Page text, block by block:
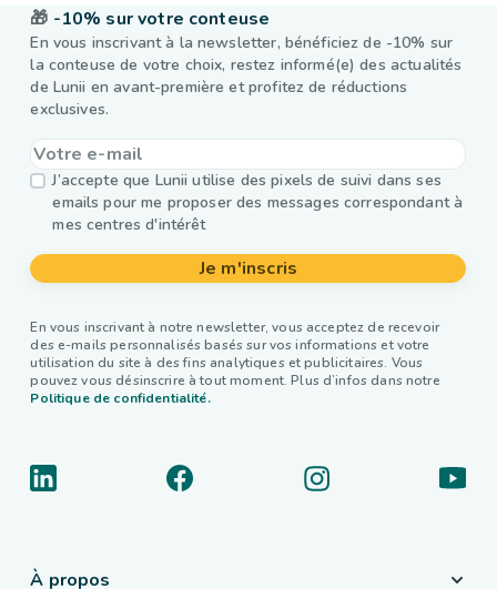
🎁 -10% sur votre conteuse
En vous inscrivant à la newsletter, bénéficiez de -10% sur
la conteuse de votre choix, restez informé(e) des actualités
de Lunii en avant-première et profitez de réductions
exclusives.
J’accepte que Lunii utilise des pixels de suivi dans ses
emails pour me proposer des messages correspondant à
mes centres d'intérêt
Je m'inscris
En vous inscrivant à notre newsletter, vous acceptez de recevoir
des e-mails personnalisés basés sur vos informations et votre
utilisation du site à des fins analytiques et publicitaires. Vous
pouvez vous désinscrire à tout moment. Plus d’infos dans notre
Politique de confidentialité.
À propos